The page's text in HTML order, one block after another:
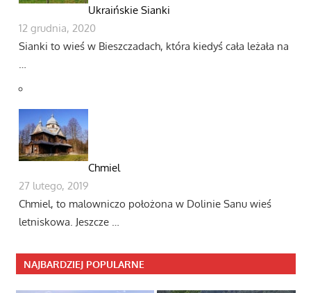
Ukraińskie Sianki
12 grudnia, 2020
Sianki to wieś w Bieszczadach, która kiedyś cała leżała na
Chmiel
27 lutego, 2019
Chmiel, to malowniczo położona w Dolinie Sanu wieś
letniskowa. Jeszcze …
NAJBARDZIEJ POPULARNE